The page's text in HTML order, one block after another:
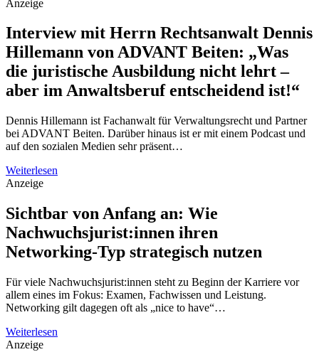
Anzeige
Interview mit Herrn Rechtsanwalt Dennis
Hillemann von ADVANT Beiten: „Was
die juristische Ausbildung nicht lehrt –
aber im Anwaltsberuf entscheidend ist!“
Dennis Hillemann ist Fachanwalt für Verwaltungsrecht und Partner
bei ADVANT Beiten. Darüber hinaus ist er mit einem Podcast und
auf den sozialen Medien sehr präsent…
Weiterlesen
Anzeige
Sichtbar von Anfang an: Wie
Nachwuchsjurist:innen ihren
Networking-Typ strategisch nutzen
Für viele Nachwuchsjurist:innen steht zu Beginn der Karriere vor
allem eines im Fokus: Examen, Fachwissen und Leistung.
Networking gilt dagegen oft als „nice to have“…
Weiterlesen
Anzeige